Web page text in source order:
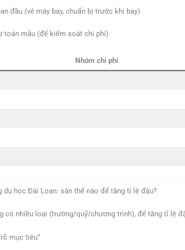
đầu (vé máy bay, chuẩn bị trước khi bay)
toán mẫu (để kiểm soát chi phí)
Nhóm chi phí
du học Đài Loan: săn thế nào để tăng tỉ lệ đậu?
có nhiều loại (trường/quỹ/chương trình), để tăng tỉ lệ
mục tiêu”